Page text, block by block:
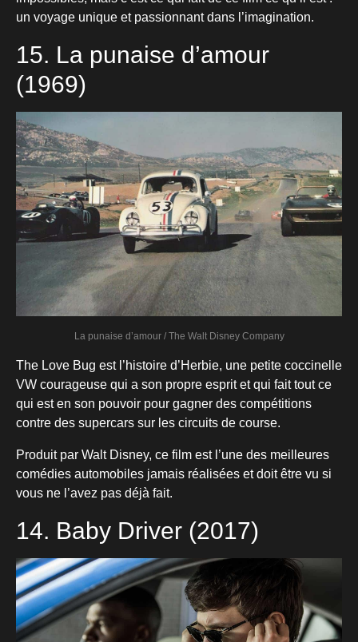
un voyage unique et passionnant dans l’imagination.
15. La punaise d’amour
(1969)
La punaise d’amour / The Walt Disney Company
The Love Bug est l’histoire d’Herbie, une petite coccinelle
VW courageuse qui a son propre esprit et qui fait tout ce
qui est en son pouvoir pour gagner des compétitions
contre des supercars sur les circuits de course.
Produit par Walt Disney, ce film est l’une des meilleures
comédies automobiles jamais réalisées et doit être vu si
vous ne l’avez pas déjà fait.
14. Baby Driver (2017)